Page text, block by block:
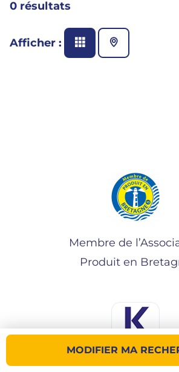
MODIFIER MA
0 résultats
Afficher :
Membre de
Produit en